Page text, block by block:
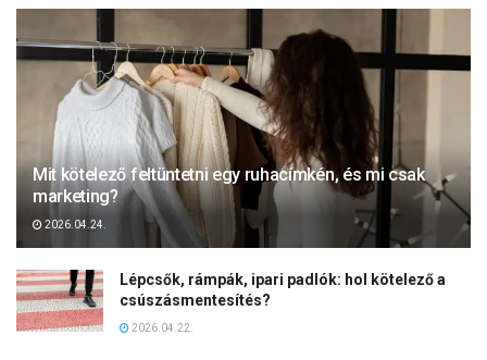
Mit kötelező feltüntetni egy ruhacímkén, és mi csak
marketing?
2026.04.24.
Lépcsők, rámpák, ipari padlók: hol kötelező a
csúszásmentesítés?
2026.04.22.